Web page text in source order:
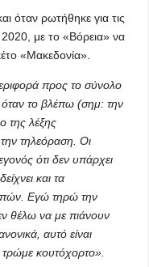
όταν ρωτήθηκε για τις
με το «Βόρεια» να
«Μακεδονία».
προς το σύνολο
το βλέπω (σημ: την
της λέξης
τηλεόραση. Οι
ότι δεν υπάρχει
και τα
Εγώ τηρώ την
θέλω να με πιάνουν
αυτό είναι
κουτόχορτο».